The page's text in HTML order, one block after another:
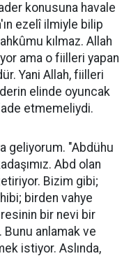
konusuna havale
ezelî ilmiyle bilip
kılmaz. Allah
ama o fiilleri yapan
Yani Allah, fiilleri
elinde oyuncak
etmemeliydi.
geliyorum. "Abdühu
Abd olan
Bizim gibi;
birden vahye
bir nevi bir
anlamak ve
istiyor. Aslında,